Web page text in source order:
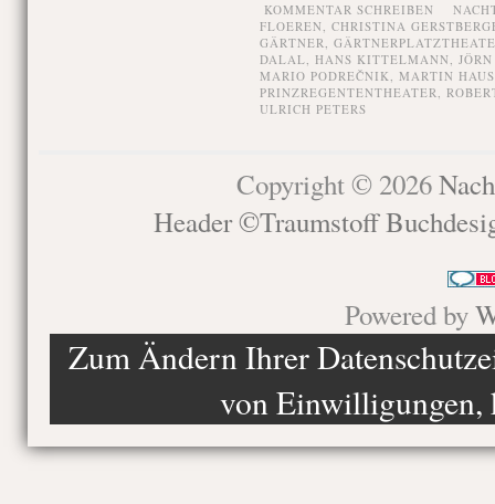
KOMMENTAR SCHREIBEN
FLOEREN, CHRISTINA
GÄRTNER,
DALAL, HANS KITTELMANN,
MARIO PODREČNIK, MARTIN
PRINZREGENTENTHEATER,
ULRICH PETERS
Copyright © 2026
Header ©Traumstoff
Powered by
Zum Ändern Ihrer
von